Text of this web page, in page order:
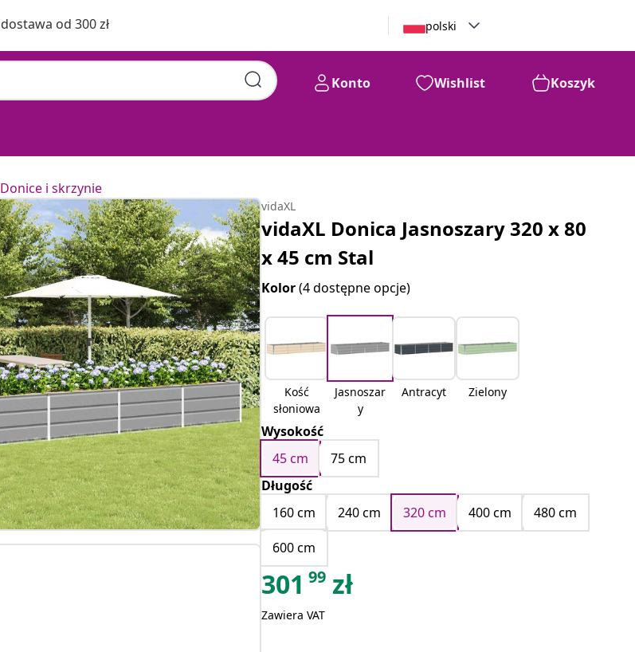
Darmowa dostawa od 300 zł polski
Konto Wishlist Koszyk
Donice i skrzynie
vidaXL
vidaXL Donica Jasnoszary 320 x 80
x 45 cm Stal
Kolor(4 dostępne opcje)
Kość
słoniowa
Jasnoszar
y
Antracyt Zielony
Wysokość
45 cm
75 cm
Długość
160 cm
240 cm 320 cm 400 cm
480 cm
600 cm
301 99 zł
Zawiera VAT